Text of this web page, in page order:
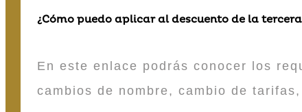
¿Cómo puedo aplicar al descuento de la
En este enlace podrás conocer los
cambios de nombre, cambio de